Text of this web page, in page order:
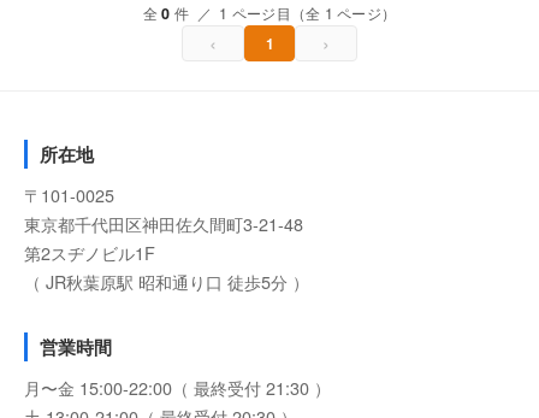
全0 件 ／ 1 ページ目（全 1 ページ）
‹ 1 ›
所在地
〒101-0025
東京都千代田区神田佐久間町3-21-48
第2スヂノビル1F
（ JR秋葉原駅 昭和通り口 徒歩5分 ）
営業時間
月〜金 15:00-22:00（ 最終受付 21:30 ）